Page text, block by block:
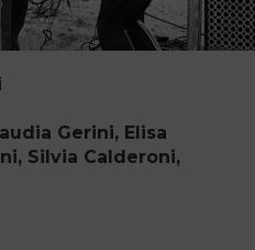
Gerini, Elisa
Silvia Calderoni,